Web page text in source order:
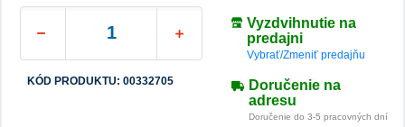
KÓD PRODUKTU: 00332705
Vyzdvihnutie na
predajni
Vybrať/Zmeniť predajňu
Doručenie na
adresu
Doručenie do 3-5 pracovných dní